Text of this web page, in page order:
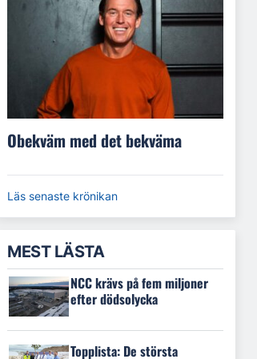
Obekväm med det bekväma
Läs senaste krönikan
MEST LÄSTA
NCC krävs på fem miljoner
efter dödsolycka
Topplista: De största